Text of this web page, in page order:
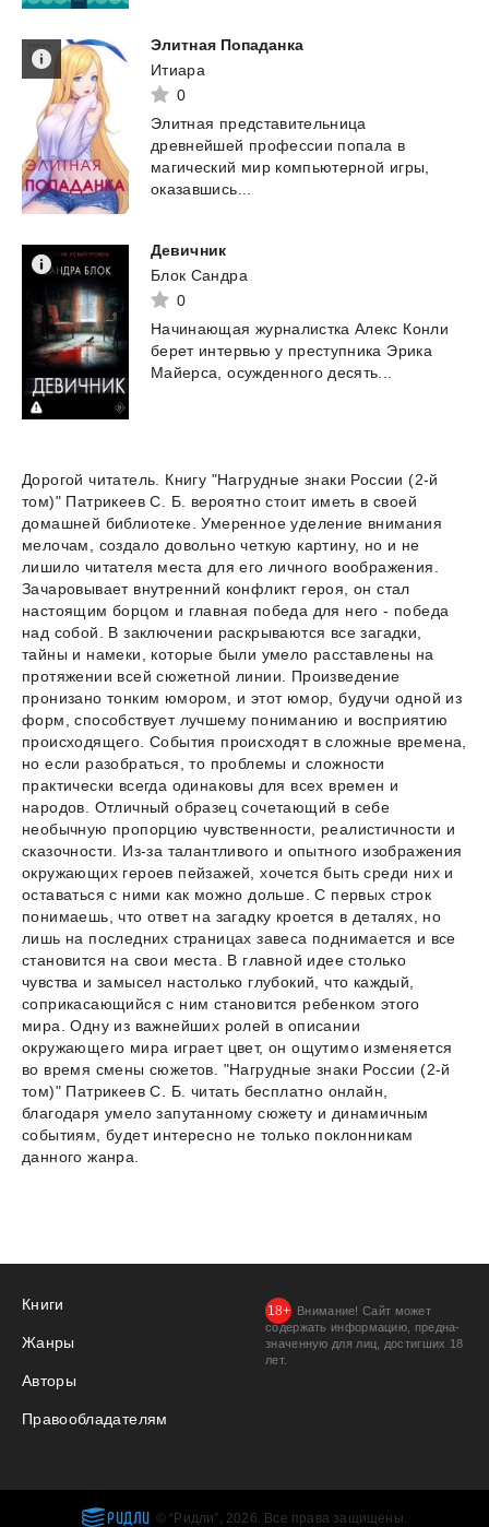
Элитная Попаданка
Итиара
0
Элитная представительница
древнейшей профессии попала в
магический мир компьютерной игры,
оказавшись...
Девичник
Блок Сандра
0
Начинающая журналистка Алекс Конли
берет интервью у преступника Эрика
Майерса, осужденного десять...
Дорогой читатель. Книгу "Нагрудные знаки России (2-й
том)" Патрикеев С. Б. вероятно стоит иметь в своей
домашней библиотеке. Умеренное уделение внимания
мелочам, создало довольно четкую картину, но и не
лишило читателя места для его личного воображения.
Зачаровывает внутренний конфликт героя, он стал
настоящим борцом и главная победа для него - победа
над собой. В заключении раскрываются все загадки,
тайны и намеки, которые были умело расставлены на
протяжении всей сюжетной линии. Произведение
пронизано тонким юмором, и этот юмор, будучи одной из
форм, способствует лучшему пониманию и восприятию
происходящего. События происходят в сложные времена,
но если разобраться, то проблемы и сложности
практически всегда одинаковы для всех времен и
народов. Отличный образец сочетающий в себе
необычную пропорцию чувственности, реалистичности и
сказочности. Из-за талантливого и опытного изображения
окружающих героев пейзажей, хочется быть среди них и
оставаться с ними как можно дольше. С первых строк
понимаешь, что ответ на загадку кроется в деталях, но
лишь на последних страницах завеса поднимается и все
становится на свои места. В главной идее столько
чувства и замысел настолько глубокий, что каждый,
соприкасающийся с ним становится ребенком этого
мира. Одну из важнейших ролей в описании
окружающего мира играет цвет, он ощутимо изменяется
во время смены сюжетов. "Нагрудные знаки России (2-й
том)" Патрикеев С. Б. читать бесплатно онлайн,
благодаря умело запутанному сюжету и динамичным
событиям, будет интересно не только поклонникам
данного жанра.
Книги
Жанры
Авторы
Правообладателям
Внимание! Сайт может
содержать информацию, предна­
значенную для лиц, дости­гших 18
лет.
РИДЛИ © “Ридли”, 2026. Все права защищены.